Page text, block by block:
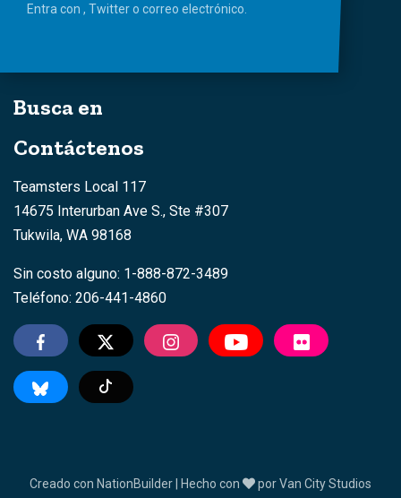
Entra con , Twittero correo electrónico.
Busca en
Contáctenos
Teamsters Local 117
14675 Interurban Ave S., Ste #307
Tukwila, WA 98168
Sin costo alguno: 1-888-872-3489
Teléfono: 206-441-4860
TikTok
Creado con NationBuilder | Hecho con porVan City Studios